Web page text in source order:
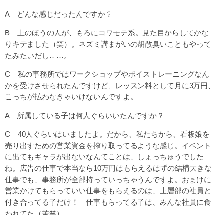
A どんな感じだったんですか？
B 上のほうの人が、もろにコワモテ系。見た目からしてかな
りキテました（笑）。ネズミ講まがいの胡散臭いこともやって
たみたいだし……。
C 私の事務所ではワークショップやボイストレーニングなん
かを受けさせられたんですけど、レッスン料として月に3万円、
こっちが払わなきゃいけないんですよ。
A 所属している子は何人ぐらいいたんですか？
C 40人ぐらいはいましたよ。だから、私たちから、看板娘を
売り出すための営業資金を搾り取ってるような感じ。イベント
に出てもギャラが出ないなんてことは、しょっちゅうでした
ね。広告の仕事で本当なら10万円はもらえるはずの結構大きな
仕事でも、事務所が全部持っていっちゃうんですよ。おまけに
営業かけてもらっていい仕事をもらえるのは、上層部の社員と
付き合ってる子だけ！ 仕事もらってる子は、みんな社員に食
われてた（苦笑）。